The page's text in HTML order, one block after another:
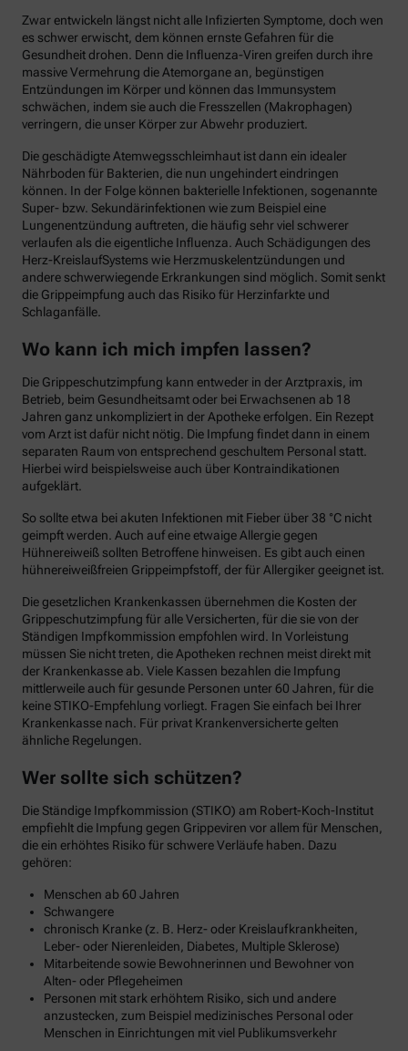
Zwar entwickeln längst nicht alle Infizierten Symptome, doch wen
es schwer erwischt, dem können ernste Gefahren für die
Gesundheit drohen. Denn die Influenza-Viren greifen durch ihre
massive Vermehrung die Atemorgane an, begünstigen
Entzündungen im Körper und können das Immunsystem
schwächen, indem sie auch die Fresszellen (Makrophagen)
verringern, die unser Körper zur Abwehr produziert.
Die geschädigte Atemwegsschleimhaut ist dann ein idealer
Nährboden für Bakterien, die nun ungehindert eindringen
können. In der Folge können bakterielle Infektionen, sogenannte
Super- bzw. Sekundärinfektionen wie zum Beispiel eine
Lungenentzündung auftreten, die häufig sehr viel schwerer
verlaufen als die eigentliche Influenza. Auch Schädigungen des
Herz-KreislaufSystems wie Herzmuskelentzündungen und
andere schwerwiegende Erkrankungen sind möglich. Somit senkt
die Grippeimpfung auch das Risiko für Herzinfarkte und
Schlaganfälle.
Wo kann ich mich impfen lassen?
Die Grippeschutzimpfung kann entweder in der Arztpraxis, im
Betrieb, beim Gesundheitsamt oder bei Erwachsenen ab 18
Jahren ganz unkompliziert in der Apotheke erfolgen. Ein Rezept
vom Arzt ist dafür nicht nötig. Die Impfung findet dann in einem
separaten Raum von entsprechend geschultem Personal statt.
Hierbei wird beispielsweise auch über Kontraindikationen
aufgeklärt.
So sollte etwa bei akuten Infektionen mit Fieber über 38 °C nicht
geimpft werden. Auch auf eine etwaige Allergie gegen
Hühnereiweiß sollten Betroffene hinweisen. Es gibt auch einen
hühnereiweißfreien Grippeimpfstoff, der für Allergiker geeignet ist.
Die gesetzlichen Krankenkassen übernehmen die Kosten der
Grippeschutzimpfung für alle Versicherten, für die sie von der
Ständigen Impfkommission empfohlen wird. In Vorleistung
müssen Sie nicht treten, die Apotheken rechnen meist direkt mit
der Krankenkasse ab. Viele Kassen bezahlen die Impfung
mittlerweile auch für gesunde Personen unter 60 Jahren, für die
keine STIKO-Empfehlung vorliegt. Fragen Sie einfach bei Ihrer
Krankenkasse nach. Für privat Krankenversicherte gelten
ähnliche Regelungen.
Wer sollte sich schützen?
Die Ständige Impfkommission (STIKO) am Robert-Koch-Institut
empfiehlt die Impfung gegen Grippeviren vor allem für Menschen,
die ein erhöhtes Risiko für schwere Verläufe haben. Dazu
gehören:
Menschen ab 60 Jahren
Schwangere
chronisch Kranke (z. B. Herz- oder Kreislaufkrankheiten,
Leber- oder Nierenleiden, Diabetes, Multiple Sklerose)
Mitarbeitende sowie Bewohnerinnen und Bewohner von
Alten- oder Pflegeheimen
Personen mit stark erhöhtem Risiko, sich und andere
anzustecken, zum Beispiel medizinisches Personal oder
Menschen in Einrichtungen mit viel Publikumsverkehr